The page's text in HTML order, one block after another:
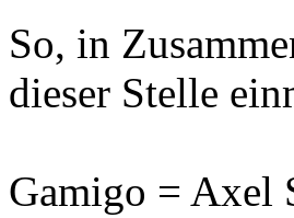
So, in
dieser Stelle
Gamigo = Axel